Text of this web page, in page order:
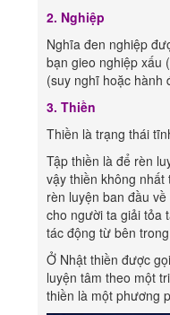
2. Nghiệp
Nghĩa đen nghiệp
bạn gieo nghiệp xấu
(suy nghĩ hoặc hành
3. Thiền
Thiền là trạng thái
Tập thiền là để rèn
vậy thiền không
rèn luyện ban đầu
cho người ta giải tỏa
tác động từ bên
Ở Nhật thiền được
luyện tâm theo một
thiền là một phương